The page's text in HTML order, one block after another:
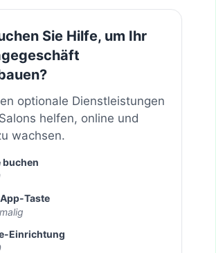
Sie Hilfe, um Ihr
optionale Dienstleistungen
helfen, online und
wachsen.
buchen
Taste
Einrichtung